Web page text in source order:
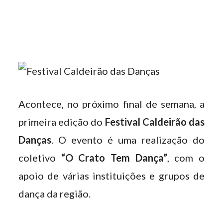
Acontece, no próximo final de semana, a
primeira edição do Festival Caldeirão das
Danças. O evento é uma realização do
coletivo “O Crato Tem Dança”, com o
apoio de várias instituições e grupos de
dança da região.